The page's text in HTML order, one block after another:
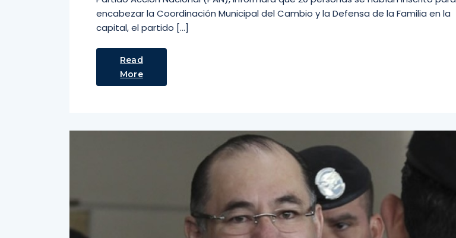
encabezar la Coordinación Municipal del Cambio y la Defensa de la Familia en la
capital, el partido […]
Read
More